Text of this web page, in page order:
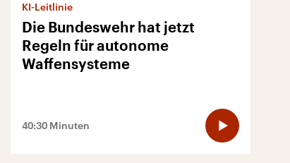
KI-Leitlinie
Die Bundeswehr hat jetzt
Regeln für autonome
Waffensysteme
40:30 Minuten